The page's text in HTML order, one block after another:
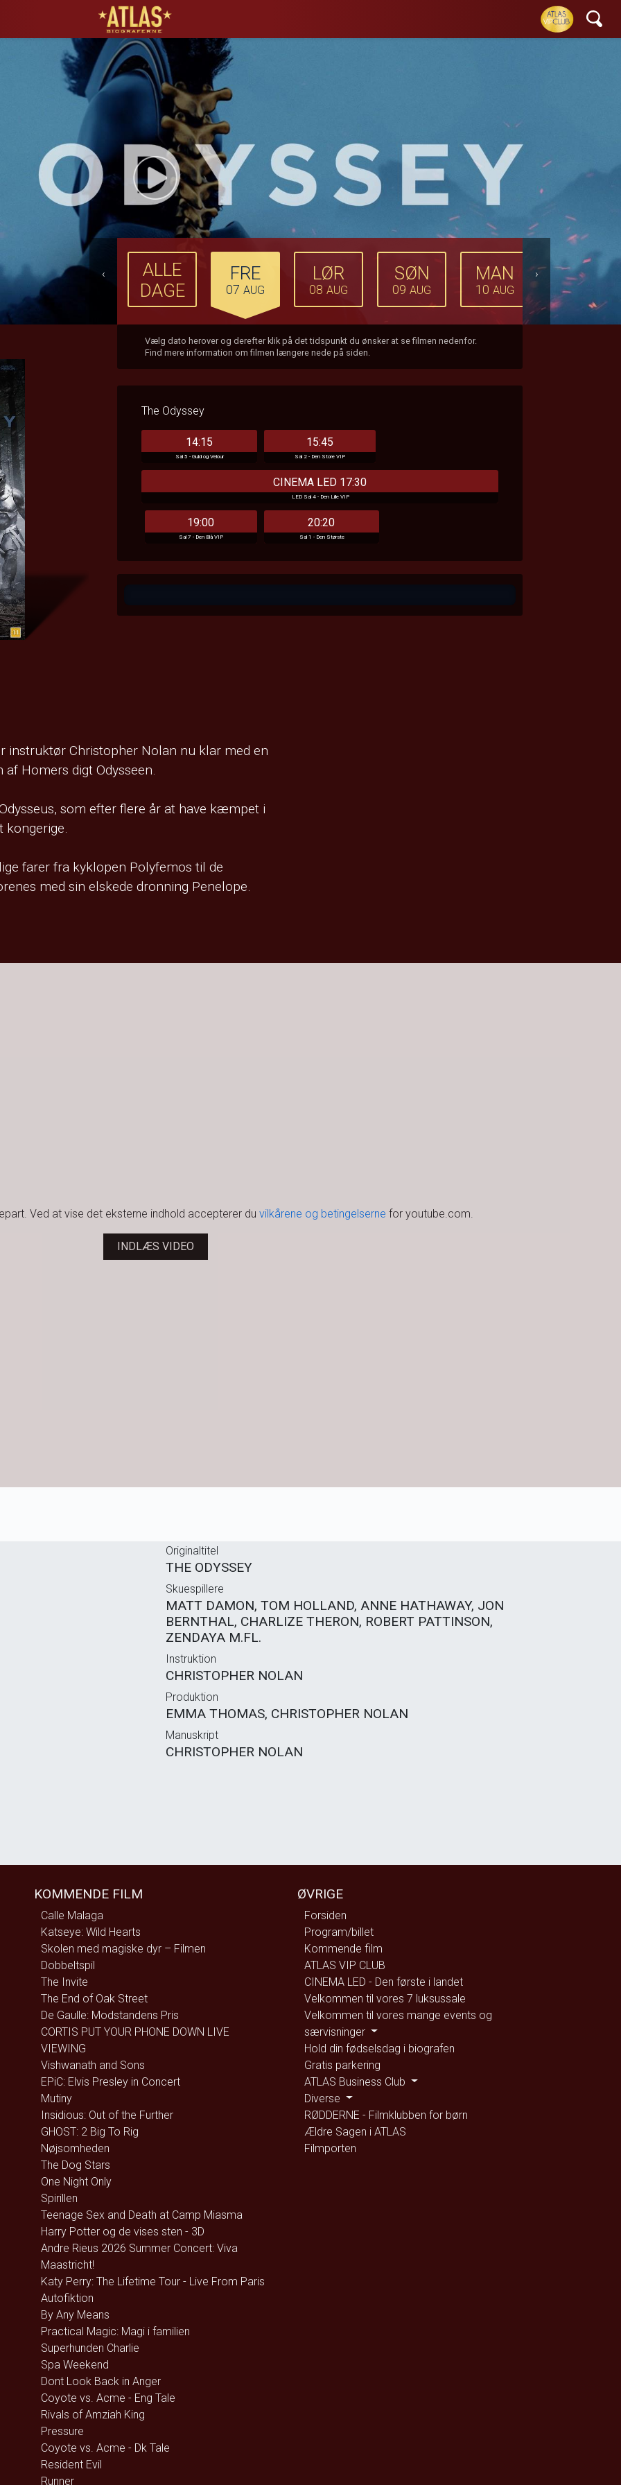
ATLAS Biograferne
‹
ALLE
DAGE
FRE
07 AUG
LØR
08 AUG
SØN
09 AUG
MAN
10 AUG
TIRS
11
›
Vælg dato herover og derefter klik på det tidspunkt du ønsker at se filmen nedenfor.
Find mere information om filmen længere nede på siden.
The Odyssey
Sal 5 - Guld og Velour
14:15
Sal 2 - Den Store VIP
15:45
LED Sal 4 - Den Lille VIP
CINEMA LED 17:30
Sal 7 - Den Blå VIP
19:00
Sal 1 - Den Største
20:20
instruktør Christopher Nolan nu klar med en
Homers digt Odysseen.
som efter flere år at have kæmpet i
farer fra kyklopen Polyfemos til de
med sin elskede dronning Penelope.
Ved at vise det eksterne indhold accepterer du vilkårene og betingelserne for youtube.com.
INDLÆS VIDEO
Originaltitel
THE ODYSSEY
Skuespillere
MATT DAMON, TOM HOLLAND, ANNE HATHAWAY, JON
BERNTHAL, CHARLIZE THERON, ROBERT PATTINSON,
ZENDAYA M.FL.
Instruktion
CHRISTOPHER NOLAN
Produktion
EMMA THOMAS, CHRISTOPHER NOLAN
Manuskript
CHRISTOPHER NOLAN
KOMMENDE FILM
Calle Malaga
Katseye: Wild Hearts
Skolen med magiske dyr – Filmen
Dobbeltspil
The Invite
The End of Oak Street
De Gaulle: Modstandens Pris
CORTIS PUT YOUR PHONE DOWN LIVE
VIEWING
Vishwanath and Sons
EPiC: Elvis Presley in Concert
Mutiny
Insidious: Out of the Further
GHOST: 2 Big To Rig
Nøjsomheden
The Dog Stars
One Night Only
Spirillen
Teenage Sex and Death at Camp Miasma
Harry Potter og de vises sten - 3D
Andre Rieus 2026 Summer Concert: Viva
Maastricht!
Katy Perry: The Lifetime Tour - Live From Paris
Autofiktion
By Any Means
Practical Magic: Magi i familien
Superhunden Charlie
Spa Weekend
Dont Look Back in Anger
Coyote vs. Acme - Eng Tale
Rivals of Amziah King
Pressure
Coyote vs. Acme - Dk Tale
Resident Evil
Runner
ØVRIGE
Forsiden
Program/billet
Kommende film
ATLAS VIP CLUB
CINEMA LED - Den første i landet
Velkommen til vores 7 luksussale
Velkommen til vores mange events og
særvisninger
Hold din fødselsdag i biografen
Gratis parkering
ATLAS Business Club
Diverse
RØDDERNE - Filmklubben for børn
Ældre Sagen i ATLAS
Filmporten